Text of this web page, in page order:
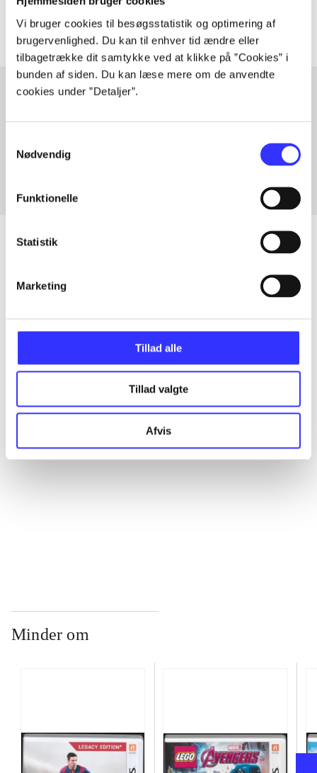
Vi bruger cookies til besøgsstatistik og optimering af
brugervenlighed. Du kan til enhver tid ændre eller
tilbagetrække dit samtykke ved at klikke på ”Cookies” i
bunden af siden. Du kan læse mere om de anvendte
cookies under ”Detaljer”.
Nødvendig
Funktionelle
Statistik
Marketing
Tillad alle
Tillad valgte
Afvis
Artikler
Minder om